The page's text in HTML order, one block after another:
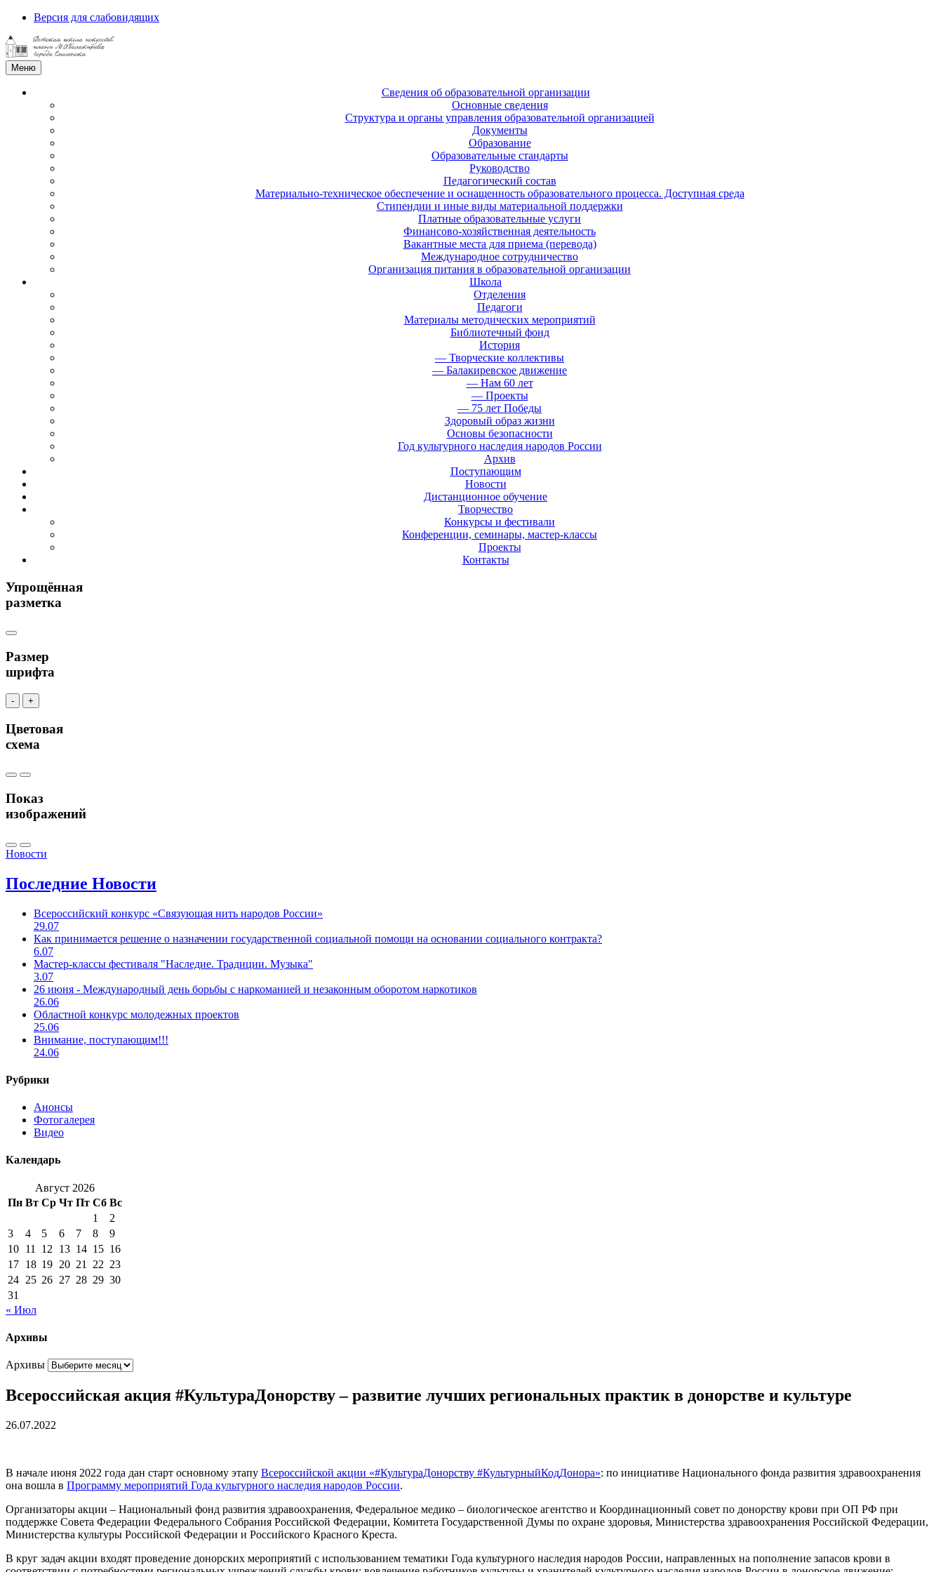
Версия для слабовидящих
Меню
Сведения об образовательной организации
Основные сведения
Структура и органы управления образовательной организацией
Документы
Образование
Образовательные стандарты
Руководство
Педагогический состав
Материально-техническое обеспечение и оснащенность образовательного процесса. Доступная среда
Стипендии и иные виды материальной поддержки
Платные образовательные услуги
Финансово-хозяйственная деятельность
Вакантные места для приема (перевода)
Международное сотрудничество
Организация питания в образовательной организации
Школа
Отделения
Педагоги
Материалы методических мероприятий
Библиотечный фонд
История
— Творческие коллективы
— Балакиревское движение
— Нам 60 лет
— Проекты
— 75 лет Победы
Здоровый образ жизни
Основы безопасности
Год культурного наследия народов России
Архив
Поступающим
Новости
Дистанционное обучение
Творчество
Конкурсы и фестивали
Конференции, семинары, мастер-классы
Проекты
Контакты
Упрощённая
разметка
Размер
шрифта
- +
Цветовая
схема
Показ
изображений
Новости
Последние Новости
Всероссийский конкурс «Связующая нить народов России»
29.07
Как принимается решение о назначении государственной социальной помощи на основании социального контракта?
6.07
Мастер-классы фестиваля "Наследие. Традиции. Музыка"
3.07
26 июня - Международный день борьбы с наркоманией и незаконным оборотом наркотиков
26.06
Областной конкурс молодежных проектов
25.06
Внимание, поступающим!!!
24.06
Рубрики
Анонсы
Фотогалерея
Видео
Календарь
Август 2026
Пн Вт Ср Чт Пт Сб Вс
1
2
3
4 5 6 7 8
9
10 11 12 13 14 15 16
17 18 19 20 21 22 23
24 25 26 27 28 29 30
31
« Июл
Архивы
Архивы
Всероссийская акция #КультураДонорству – развитие лучших региональных практик в донорстве и культуре
26.07.2022
В начале июня 2022 года дан старт основному этапу Всероссийской акции «#КультураДонорству #КультурныйКодДонора»: по инициативе Национального фонда развития здравоохранения
она вошла в Программу мероприятий Года культурного наследия народов России.
Организаторы акции – Национальный фонд развития здравоохранения, Федеральное медико – биологическое агентство и Координационный совет по донорству крови при ОП РФ при
поддержке Совета Федерации Федерального Собрания Российской Федерации, Комитета Государственной Думы по охране здоровья, Министерства здравоохранения Российской Федерации,
Министерства культуры Российской Федерации и Российского Красного Креста.
В круг задач акции входят проведение донорских мероприятий с использованием тематики Года культурного наследия народов России, направленных на пополнение запасов крови в